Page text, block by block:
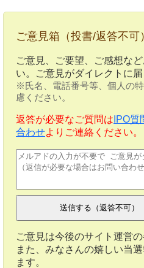
ご意見箱（投書/返答不可）
ご意見、ご要望、ご感想な
い。ご意見がダイレクトに届
※氏名、電話番号等、個人の
慮ください。
返答が必要なご質問は IPO質
合わせよりご連絡ください。
ご意見は今後のサイト運営
また、みなさんの嬉しい当
ます。